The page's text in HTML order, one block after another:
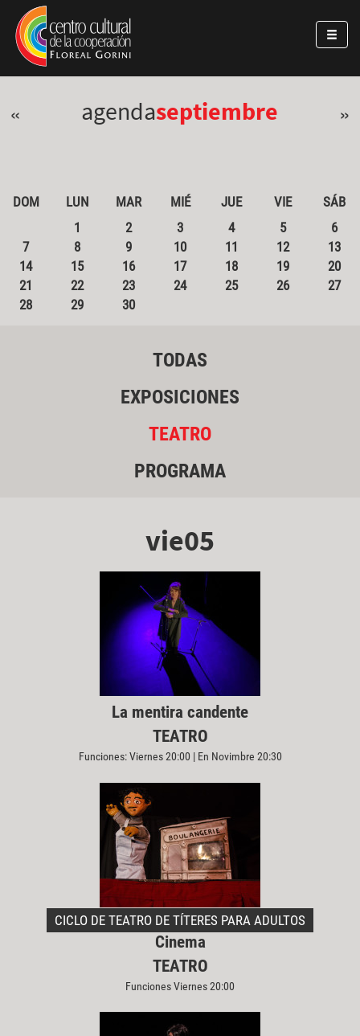
Pasar al contenido principal
Jump to main content
« agendaseptiembre »
DOM LUN MAR MIÉ JUE VIE
SÁB
1
2 3 4 5
6
7
8 9 10 11 12
13
14
15 16 17 18 19
20
21
22 23 24 25 26
27
28
29 30
TODAS
EXPOSICIONES
TEATRO
PROGRAMA
vie05
La mentira candente
TEATRO
Funciones: Viernes 20:00 | En Novimbre 20:30
CICLO DE TEATRO DE TÍTERES PARA ADULTOS
Cinema
TEATRO
Funciones Viernes 20:00